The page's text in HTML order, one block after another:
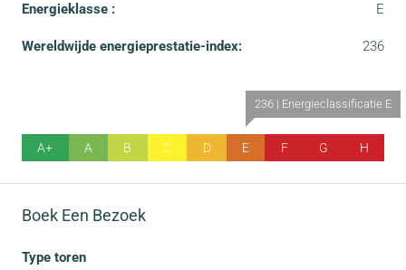
Energieklasse : E
Wereldwijde energieprestatie-index: 236
A+ A B C D
236 | Energieclassificatie E
E F G H
Boek Een Bezoek
Type toren